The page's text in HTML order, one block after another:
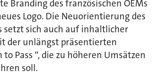
Branding des französischen OEMs
Logo. Die Neuorientierung des
setzt sich auch auf inhaltlicher
der unlängst präsentierten
to Pass “, die zu höheren Umsätzen
soll.